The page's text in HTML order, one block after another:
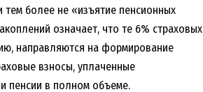
более не «изъятие пенсионных
означает, что те 6% страховых
направляются на формирование
взносы, уплаченные
пенсии в полном объеме.